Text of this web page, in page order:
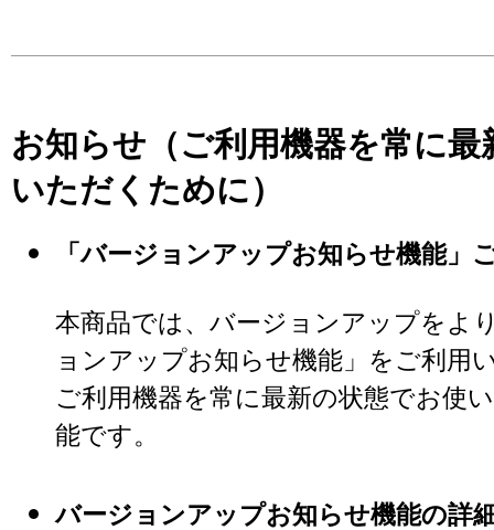
お知らせ（ご利用機器を常に
いただくために）
「バージョンアップお知らせ機能」
本商品では、バージョンアップをよ
ョンアップお知らせ機能」をご利用
ご利用機器を常に最新の状態でお使
能です。
バージョンアップお知らせ機能の詳